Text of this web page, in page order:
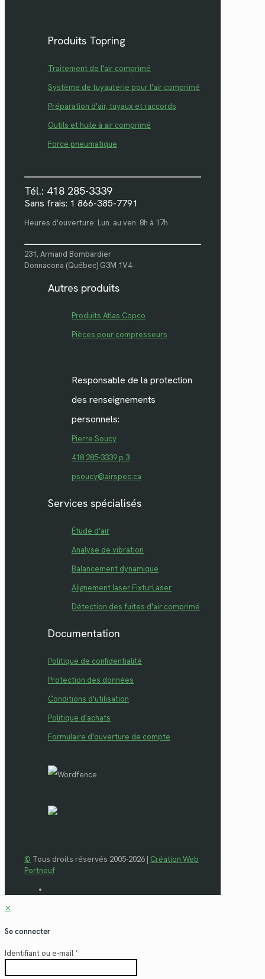
Produits Topring
Traitement de l'air comprimé
Système de tuyauterie pour l'air comprimé
Préparation d'air, tuyaux et raccords
Outils et huile à air comprimé
Force pneumatique
Tél.: 418 285-3339
Sans frais: 1 866-385-7791
Heures d'ouverture: Lun. au ven. 8h à 17h
231, Armand Bombardier
Donnacona (Québec) G3M 1V4
Autres produits
Produits Atlas Copco
Pièces pour compresseurs
Responsable de la protection
des renseignements
personnels:
Pierre Soucy
418 285-3339 p.3
psoucy@airspec.ca
Services spécialisés
Étude d'air
Analyse de vibration
Balancement dynamique
Alignement laser FixturLaser
Détection des fuites d'air comprimé
Documentation
Politique de confidentialité
Protection des données
Conditions d'utilisation
Politique d'achats
Formulaire d'ouverture de compte
© Tous droits réservés 2005-2026 | Création Web
Portneuf
✕
Se connecter
Identifiant ou e-mail*